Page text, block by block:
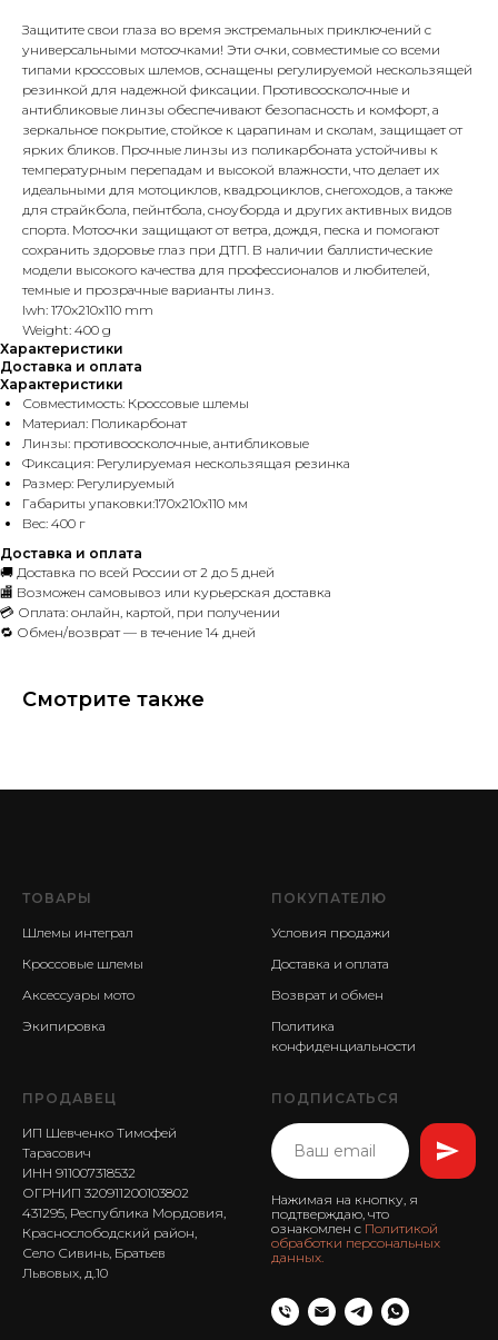
Защитите свои глаза во время экстремальных приключений с
универсальными мотоочками! Эти очки, совместимые со всеми
типами кроссовых шлемов, оснащены регулируемой нескользящей
резинкой для надежной фиксации. Противоосколочные и
антибликовые линзы обеспечивают безопасность и комфорт, а
зеркальное покрытие, стойкое к царапинам и сколам, защищает от
ярких бликов. Прочные линзы из поликарбоната устойчивы к
температурным перепадам и высокой влажности, что делает их
идеальными для мотоциклов, квадроциклов, снегоходов, а также
для страйкбола, пейнтбола, сноуборда и других активных видов
спорта. Мотоочки защищают от ветра, дождя, песка и помогают
сохранить здоровье глаз при ДТП. В наличии баллистические
модели высокого качества для профессионалов и любителей,
темные и прозрачные варианты линз.
lwh: 170x210x110 mm
Weight: 400 g
Характеристики
Доставка и оплата
Характеристики
Совместимость: Кроссовые шлемы
Материал: Поликарбонат
Линзы: противоосколочные, антибликовые
Фиксация: Регулируемая нескользящая резинка
Размер: Регулируемый
Габариты упаковки:170x210x110 мм
Вес: 400 г
Доставка и оплата
🚚 Доставка по всей России от 2 до 5 дней
🏬 Возможен самовывоз или курьерская доставка
💳 Оплата: онлайн, картой, при получении
🔁 Обмен/возврат — в течение 14 дней
Смотрите также
ТОВАРЫ
Шлемы интеграл
Кроссовые шлемы
Аксессуары мото
Экипировка
ПОКУПАТЕЛЮ
Условия продажи
Доставка и оплата
Возврат и обмен
Политика
конфиденциальности
ПРОДАВЕЦ
ИП Шевченко Тимофей
Тарасович
ИНН 911007318532
ОГРНИП 320911200103802
431295, Республика Мордовия,
Краснослободский район,
Село Сивинь, Братьев
Львовых, д.10
ПОДПИСАТЬСЯ
Нажимая на кнопку, я
подтверждаю, что
ознакомлен с Политикой
обработки персональных
данных.